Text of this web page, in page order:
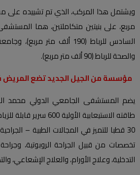
مربع، على بنيتين متكاملتين، هما
السادس للرباط (190 ألف متر
والصحة للرباط (90 ألف متر مربع).
مؤسسة من الجيل الجديد تضع
يضم المستشفى الجامعي الدولي محمد
30 قطبا للتميز في المجالات الطبية –
تخصصات من قبيل الجراحة الروبوتية،
التدخلية، وعلاج الأورام، والعلاج الإشعاعي،